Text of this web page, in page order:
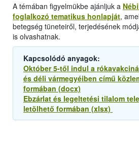
A témában figyelmükbe ajánljuk a
foglalkozó tematikus honlapját,
betegség tüneteiről, terjedésének
is olvashatnak.
Kapcsolódó anyagok:
Október 5-től indul a
és déli vármegyéiben című
formában (docx)
Ebzárlat és legeltetési tilalom
letölhető formában (xlsx)